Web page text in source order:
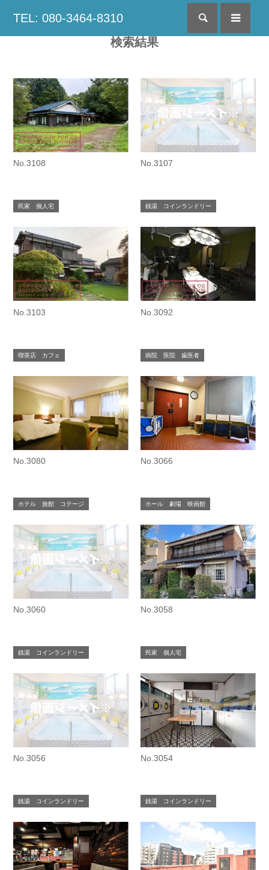
TEL: 080-3464-8310 検索
検索結果
No.3108
民家 個人宅
No.3107
銭湯 コインランドリー
No.3103
喫茶店 カフェ
No.3092
病院 医院 歯医者
No.3080
ホテル 旅館 コテージ
No.3066
ホール 劇場 映画館
No.3060
銭湯 コインランドリー
No.3058
民家 個人宅
No.3056
銭湯 コインランドリー
No.3054
銭湯 コインランドリー